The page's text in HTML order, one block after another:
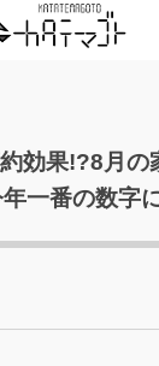
効果!?8月の
一番の数字に